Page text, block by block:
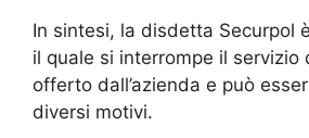
In sintesi, la disdetta Securpol
il quale si interrompe il servizio
offerto dall’azienda e può
diversi motivi.